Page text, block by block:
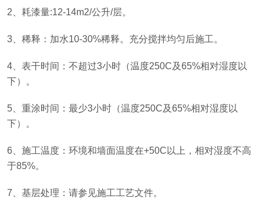
2、耗漆量:12-14m2/公升/层。
3、稀释：加水10-30%稀释。充分搅拌均匀后施工。
4、表干时间：不超过3小时（温度250C及65%相对湿度以
下）。
5、重涂时间：最少3小时（温度250C及65%相对湿度以
下）。
6、施工温度：环境和墙面温度在+50C以上，相对湿度不高
于85%。
7、基层处理：请参见施工工艺文件。